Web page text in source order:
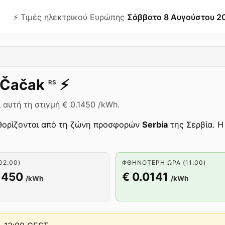
⚡️ Τιμές ηλεκτρικού Ευρώπης Σάββατο 8 Αυγούστου
Čačak RS ⚡️
αυτή τη στιγμή € 0.1450 /kWh.
από τη ζώνη προσφορών Serbia της Σερβία. Η
/kWh
ΦΘΗΝΌΤΕΡΗ ΏΡΑ (11:00)
€ 0.0141 /kWh